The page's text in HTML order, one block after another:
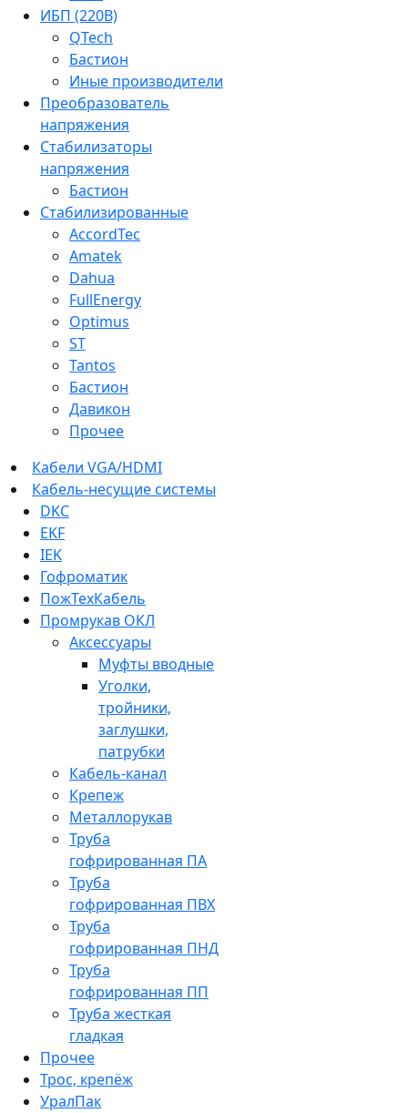
ИБП (220В)
QTech
Бастион
Иные производители
Преобразователь
напряжения
Стабилизаторы
напряжения
Бастион
Стабилизированные
AccordTec
Amatek
Dahua
FullEnergy
Optimus
ST
Tantos
Бастион
Давикон
Прочее
Кабели VGA/HDMI
Кабель-несущие системы
DKC
EKF
IEK
Гофроматик
ПожТехКабель
Промрукав ОКЛ
Аксессуары
Муфты вводные
Уголки,
тройники,
заглушки,
патрубки
Кабель-канал
Крепеж
Металлорукав
Труба
гофрированная ПА
Труба
гофрированная ПВХ
Труба
гофрированная ПНД
Труба
гофрированная ПП
Труба жесткая
гладкая
Прочее
Трос, крепёж
УралПак